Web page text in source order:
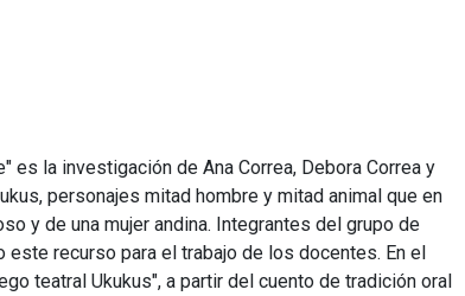
es la investigación de Ana Correa, Debora Correa y
personajes mitad hombre y mitad animal que en
y de una mujer andina. Integrantes del grupo de
este recurso para el trabajo de los docentes. En el
teatral Ukukus", a partir del cuento de tradición oral